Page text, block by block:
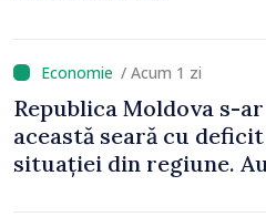
/ Acum 1 zi
Republica Moldova s-
această seară cu
situației din regiune.